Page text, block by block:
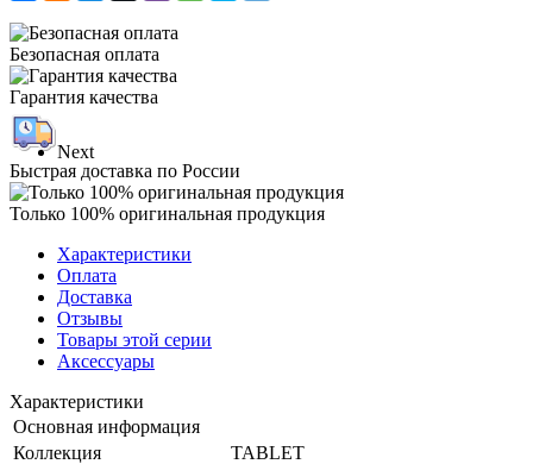
Next
Безопасная оплата
Гарантия качества
Быстрая доставка по России
Только 100% оригинальная продукция
Характеристики
Оплата
Доставка
Отзывы
Товары этой серии
Аксессуары
Характеристики
Основная информация
Коллекция
TABLET